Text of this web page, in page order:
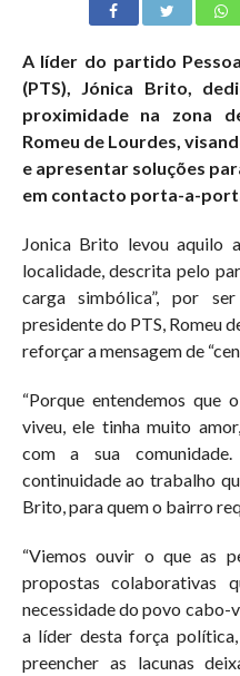
A líder do partido
(PTS), Jónica Brito,
proximidade na zona
Romeu de Lourdes,
e apresentar soluções
em contacto porta-a-
Jonica Brito levou aquilo
localidade, descrita pelo
carga simbólica”, por
presidente do PTS, Romeu
reforçar a mensagem de
“Porque entendemos que
viveu, ele tinha muito
com a sua
continuidade ao trabalho
Brito, para quem o bairro
“Viemos ouvir o que as
propostas colaborativas
necessidade do povo cabo-
a líder desta força
preencher as lacunas